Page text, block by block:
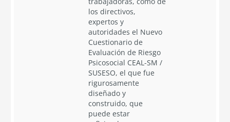
los directivos,
expertos y
autoridades el Nuevo
Cuestionario de
Evaluación de Riesgo
Psicosocial CEAL-SM /
SUSESO, el que fue
rigurosamente
diseñado y
construido, que
puede estar